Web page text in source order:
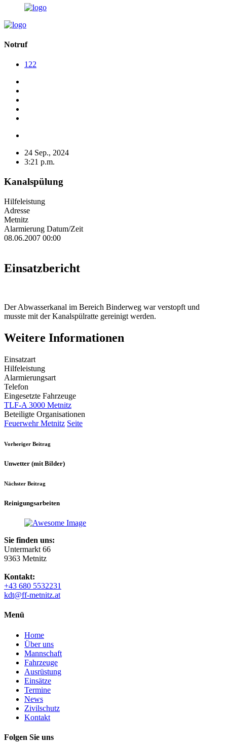
Notruf
122
24 Sep., 2024
3:21 p.m.
Kanalspülung
Hilfeleistung
Adresse
Metnitz
Alarmierung Datum/Zeit
08.06.2007 00:00
Einsatzbericht
Der Abwasserkanal im Bereich Binderweg war verstopft und
musste mit der Kanalspülratte gereinigt werden.
Weitere Informationen
Einsatzart
Hilfeleistung
Alarmierungsart
Telefon
Eingesetzte Fahrzeuge
TLF-A 3000 Metnitz
Beteiligte Organisationen
Feuerwehr Metnitz Seite
Vorheriger Beitrag
Unwetter (mit Bilder)
Nächster Beitrag
Reinigungsarbeiten
Sie finden uns:
Untermarkt 66
9363 Metnitz
Kontakt:
+43 680 5532231
kdt@ff-metnitz.at
Menü
Home
Über uns
Mannschaft
Fahrzeuge
Ausrüstung
Einsätze
Termine
News
Zivilschutz
Kontakt
Folgen Sie uns